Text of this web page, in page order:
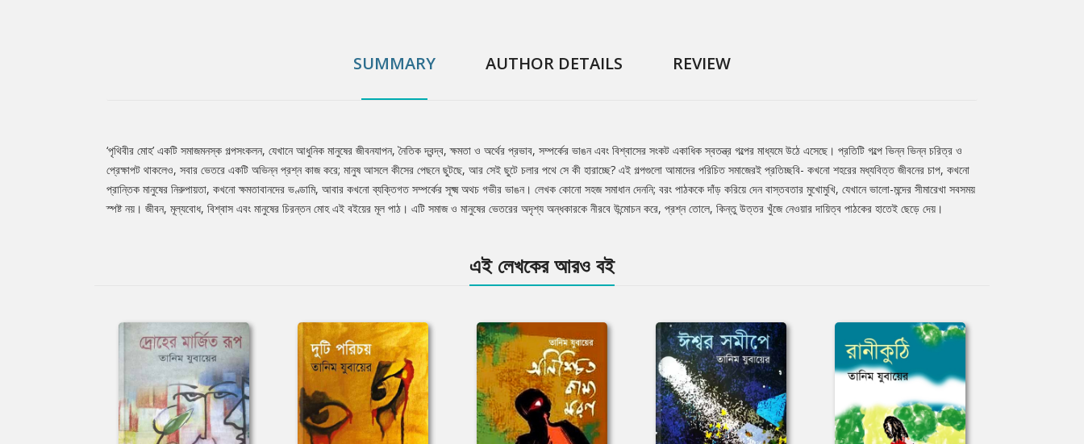
SUMMARY AUTHOR DETAILS REVIEW
Tab
Article
‘পৃথিবীর মোহ’ একটি সমাজমনস্ক গল্পসংকলন, যেখানে আধুনিক মানুষের জীবনযাপন, নৈতিক দ্বন্দ্ব, ক্ষমতা ও অর্থের প্রভাব, সম্পর্কের ভাঙন এবং বিশ্বাসের সংকট একাধিক স্বতন্ত্র গল্পের মাধ্যমে উঠে এসেছে। প্রতিটি গল্পে ভিন্ন ভিন্ন চরিত্র ও
প্রেক্ষাপট থাকলেও, সবার ভেতরে একটি অভিন্ন প্রশ্ন কাজ করে; মানুষ আসলে কীসের পেছনে ছুটছে, আর সেই ছুটে চলার পথে সে কী হারাচ্ছে? এই গল্পগুলো আমাদের পরিচিত সমাজেরই প্রতিচ্ছবি- কখনো শহরের মধ্যবিত্ত জীবনের চাপ, কখনো
প্রান্তিক মানুষের নিরুপায়তা, কখনো ক্ষমতাবানদের ভণ্ডামি, আবার কখনো ব্যক্তিগত সম্পর্কের সূক্ষ্ম অথচ গভীর ভাঙন। লেখক কোনো সহজ সমাধান দেননি; বরং পাঠককে দাঁড় করিয়ে দেন বাস্তবতার মুখোমুখি, যেখানে ভালো-মন্দের সীমারেখা সবসময়
স্পষ্ট নয়। জীবন, মূল্যবোধ, বিশ্বাস এবং মানুষের চিরন্তন মোহ এই বইয়ের মূল পাঠ। এটি সমাজ ও মানুষের ভেতরের অদৃশ্য অন্ধকারকে নীরবে উন্মোচন করে, প্রশ্ন তোলে, কিন্তু উত্তর খুঁজে নেওয়ার দায়িত্ব পাঠকের হাতেই ছেড়ে দেয়।
এই লেখকের আরও বই